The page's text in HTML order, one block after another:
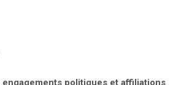
engagements politiques et affiliations